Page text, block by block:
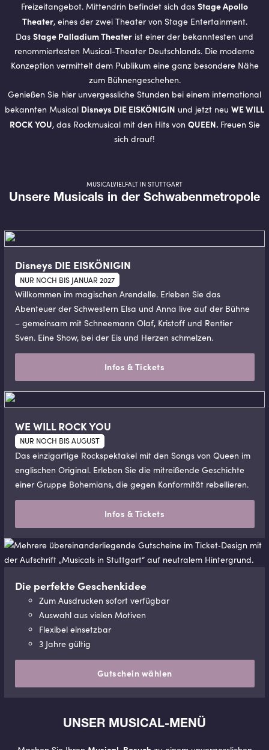
Freizeitangebot. Mittendrin befindet sich das Stage Apollo
Theater, eines der zwei Theater von Stage Entertainment.
Das Stage Palladium Theater ist einer der bekanntesten und
renommiertesten Musical-Theater Deutschlands. Die moderne
Konzeption vermittelt dem Publikum eine ganz besondere Nähe
zum Bühnengeschehen.
Genießen Sie hier unvergessliche Stunden bei einem international
bekannten Musical Disneys DIE EISKÖNIGIN und jetzt neu WE WILL
ROCK YOU, das Rockmusical mit den Hits von QUEEN. Freuen Sie
sich drauf!
MUSICALVIELFALT IN STUTTGART
Unsere Musicals in der Schwabenmetropole
Disneys DIE EISKÖNIGIN
NUR NOCH BIS JANUAR 2027
Willkommen im magischen Arendelle. Erleben Sie das
Abenteuer der Schwestern Elsa und Anna live auf der Bühne
– gemeinsam mit Schneemann Olaf, Kristoff und Rentier
Sven. Eine Show, bei der Eis und Herzen schmelzen.
Infos & Tickets
WE WILL ROCK YOU
NUR NOCH BIS AUGUST
Das einzigartige Rockspektakel mit den Songs von Queen im
englischen Original. Erleben Sie die mitreißende Geschichte
einer Gruppe Bohemians, die gegen Konformität rebellieren.
Infos & Tickets
Die perfekte Geschenkidee
Zum Ausdrucken sofort verfügbar
Auswahl aus vielen Motiven
Flexibel einsetzbar
3 Jahre gültig
Gutschein wählen
UNSER MU­SI­CAL-MENÜ